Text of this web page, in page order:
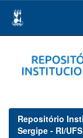
navigation
Repositório
Sergipe - RI/UFS